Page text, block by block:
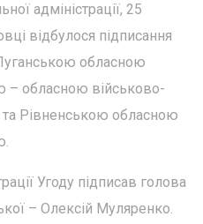
адміністрації, 25
відбулося підписання
обласною
– обласною військово-
та Рівненською обласною
Угоду підписав голова
– Олексій Муляренко.